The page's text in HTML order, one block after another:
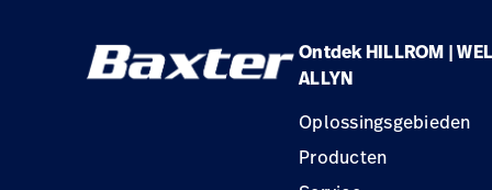
Ontdek HILLROM |
ALLYN
Oplossingsgebieden
Producten